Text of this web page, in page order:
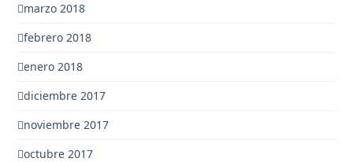
marzo 2018
febrero 2018
enero 2018
diciembre 2017
noviembre 2017
octubre 2017